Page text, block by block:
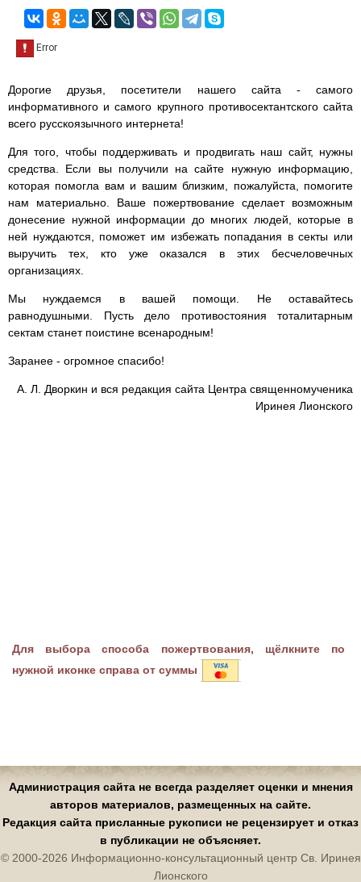
Дорогие друзья, посетители нашего сайта - самого
информативного и самого крупного противосектантского сайта
всего русскоязычного интернета!
Для того, чтобы поддерживать и продвигать наш сайт, нужны
средства. Если вы получили на сайте нужную информацию,
которая помогла вам и вашим близким, пожалуйста, помогите
нам материально. Ваше пожертвование сделает возможным
донесение нужной информации до многих людей, которые в
ней нуждаются, поможет им избежать попадания в секты или
выручить тех, кто уже оказался в этих бесчеловечных
организациях.
Мы нуждаемся в вашей помощи. Не оставайтесь
равнодушными. Пусть дело противостояния тоталитарным
сектам станет поистине всенародным!
Заранее - огромное спасибо!
А. Л. Дворкин и вся редакция сайта Центра священномученика
Иринея Лионского
Для выбора способа пожертвования, щёлкните по
нужной иконке справа от суммы
Администрация сайта не всегда разделяет оценки и мнения
авторов материалов, размещенных на сайте.
Редакция сайта присланные рукописи не рецензирует и отказ
в публикации не объясняет.
© 2000-2026 Информационно-консультационный центр Св. Иринея
Лионского